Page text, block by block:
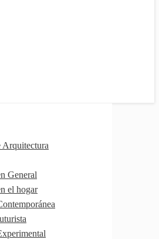
General
el hogar